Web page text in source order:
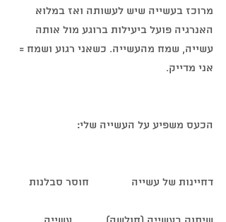
מרוכז בעשייה שיש לעשותה ואז במלוא
האנרגיה פועל ביעילות ברוגע מול אותה
עשייה, שמח מהעשייה. כשאני רגוע ושמח =
אני מדייק.
הכעס משפיע על העשייה שלי:
דחיינות של עשייה               חוסר סבלנות